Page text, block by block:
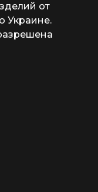
от
Украине.